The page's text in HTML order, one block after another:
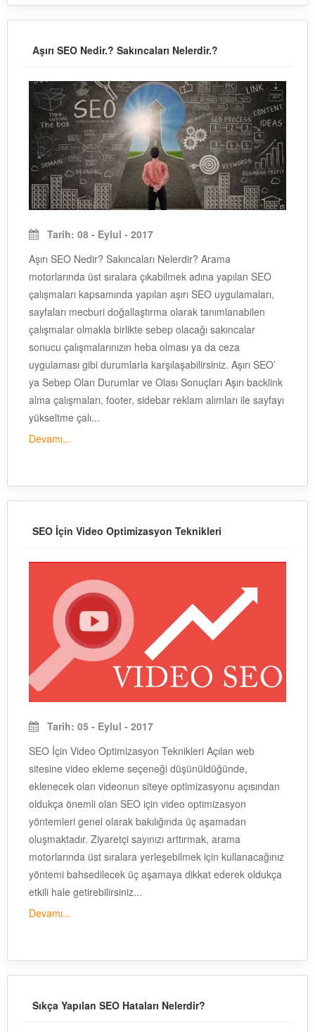
Aşırı SEO Nedir.? Sakıncaları Nelerdir.?
Tarih: 08 - Eylul - 2017
Aşırı SEO Nedir? Sakıncaları Nelerdir? Arama
motorlarında üst sıralara çıkabilmek adına yapılan SEO
çalışmaları kapsamında yapılan aşırı SEO uygulamaları,
sayfaları mecburi doğallaştırma olarak tanımlanabilen
çalışmalar olmakla birlikte sebep olacağı sakıncalar
sonucu çalışmalarınızın heba olması ya da ceza
uygulaması gibi durumlarla karşılaşabilirsiniz. Aşırı SEO’
ya Sebep Olan Durumlar ve Olası Sonuçları Aşırı backlink
alma çalışmaları, footer, sidebar reklam alımları ile sayfayı
yükseltme çalı...
Devamı...
SEO İçin Video Optimizasyon Teknikleri
Tarih: 05 - Eylul - 2017
SEO İçin Video Optimizasyon Teknikleri Açılan web
sitesine video ekleme seçeneği düşünüldüğünde,
eklenecek olan videonun siteye optimizasyonu açısından
oldukça önemli olan SEO için video optimizasyon
yöntemleri genel olarak bakılığında üç aşamadan
oluşmaktadır. Ziyaretçi sayınızı arttırmak, arama
motorlarında üst sıralara yerleşebilmek için kullanacağınız
yöntemi bahsedilecek üç aşamaya dikkat ederek oldukça
etkili hale getirebilirsiniz...
Devamı...
Sıkça Yapılan SEO Hataları Nelerdir?